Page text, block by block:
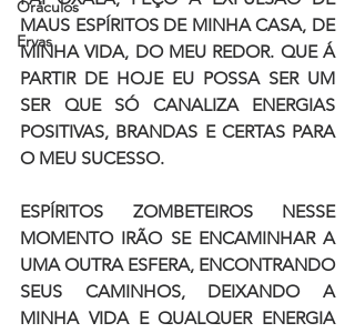
Oráculos
Ervas
MAUS ESPÍRITOS DE MINHA CASA, DE
MINHA VIDA, DO MEU REDOR. QUE Á
PARTIR DE HOJE EU POSSA SER UM
SER QUE SÓ CANALIZA ENERGIAS
POSITIVAS, BRANDAS E CERTAS PARA
O MEU SUCESSO.
ESPÍRITOS ZOMBETEIROS NESSE
MOMENTO IRÃO SE ENCAMINHAR A
UMA OUTRA ESFERA, ENCONTRANDO
SEUS CAMINHOS, DEIXANDO A
MINHA VIDA E QUALQUER ENERGIA